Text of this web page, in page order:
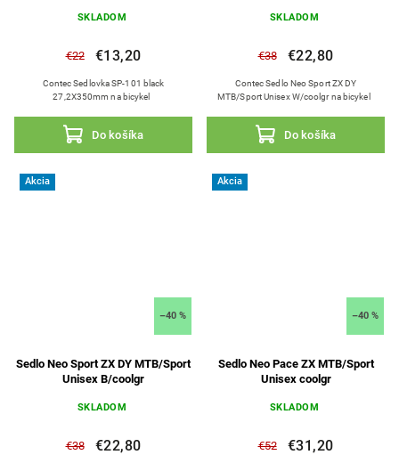
SKLADOM
€22 €13,20
Do košíka
Contec Sedlovka SP-101 black
27,2X350mm na bicykel
SKLADOM
€38 €22,80
Do košíka
Contec Sedlo Neo Sport ZX DY
MTB/Sport Unisex W/coolgr na bicykel
Akcia
–40 %
Sedlo Neo Sport ZX DY MTB/Sport
Unisex B/coolgr
SKLADOM
€38 €22,80
Akcia
–40 %
Sedlo Neo Pace ZX MTB/Sport
Unisex coolgr
SKLADOM
€52 €31,20